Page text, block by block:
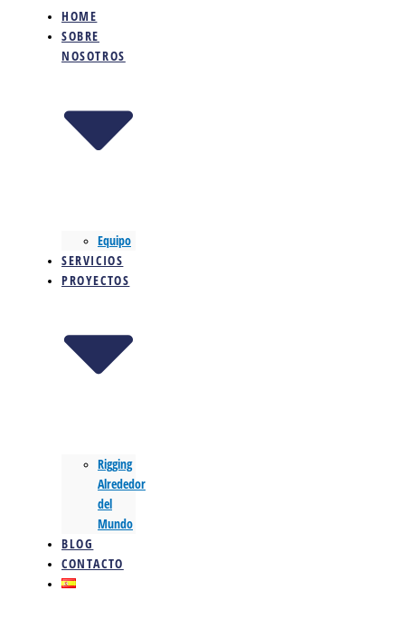
HOME
SOBRE
NOSOTROS
Equipo
SERVICIOS
PROYECTOS
Rigging
Alrededor
del
Mundo
BLOG
CONTACTO